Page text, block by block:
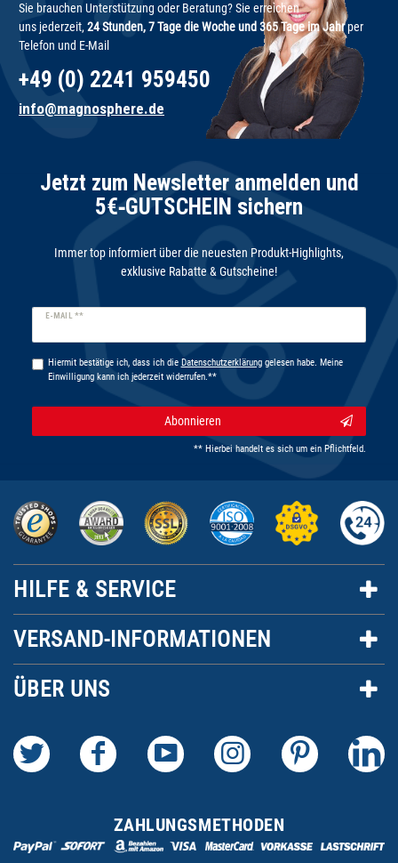
Sie brauchen Unterstützung oder Beratung? Sie erreichen
uns jederzeit, 24 Stunden, 7 Tage die Woche und 365 Tage im Jahrper
Telefon und E-Mail
+49 (0) 2241 959450
info@magnosphere.de
Jetzt zum Newsletter anmelden und
5€‑GUTSCHEIN sichern
Immer top informiert über die neuesten Produkt-Highlights,
exklusive Rabatte & Gutscheine!
E-MAIL **
Newsletter
Hiermit bestätige ich, dass ich die Daten­schutz­erklärunggelesen habe. Meine
Einwilligung kann ich jederzeit widerrufen.**
Abonnieren
** Hierbei handelt es sich um ein Pflichtfeld.
HILFE & SERVICE
VERSAND-INFORMATIONEN
ÜBER UNS
ZAHLUNGSMETHODEN